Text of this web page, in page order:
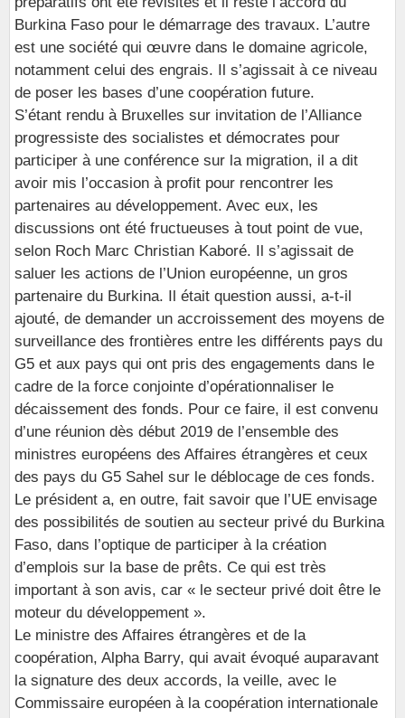
Burkina Faso pour le démarrage des travaux. L’autre
est une société qui œuvre dans le domaine agricole,
notamment celui des engrais. Il s’agissait à ce niveau
de poser les bases d’une coopération future.
S’étant rendu à Bruxelles sur invitation de l’Alliance
progressiste des socialistes et démocrates pour
participer à une conférence sur la migration, il a dit
avoir mis l’occasion à profit pour rencontrer les
partenaires au développement. Avec eux, les
discussions ont été fructueuses à tout point de vue,
selon Roch Marc Christian Kaboré. Il s’agissait de
saluer les actions de l’Union européenne, un gros
partenaire du Burkina. Il était question aussi, a-t-il
ajouté, de demander un accroissement des moyens de
surveillance des frontières entre les différents pays du
G5 et aux pays qui ont pris des engagements dans le
cadre de la force conjointe d’opérationnaliser le
décaissement des fonds. Pour ce faire, il est convenu
d’une réunion dès début 2019 de l’ensemble des
ministres européens des Affaires étrangères et ceux
des pays du G5 Sahel sur le déblocage de ces fonds.
Le président a, en outre, fait savoir que l’UE envisage
des possibilités de soutien au secteur privé du Burkina
Faso, dans l’optique de participer à la création
d’emplois sur la base de prêts. Ce qui est très
important à son avis, car « le secteur privé doit être le
moteur du développement ».
Le ministre des Affaires étrangères et de la
coopération, Alpha Barry, qui avait évoqué auparavant
la signature des deux accords, la veille, avec le
Commissaire européen à la coopération internationale